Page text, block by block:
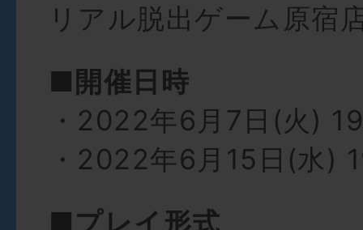
リアル脱出ゲーム原宿
■開催日時
・2022年6月7日(火)
・2022年6月15日(水)
■プレイ形式